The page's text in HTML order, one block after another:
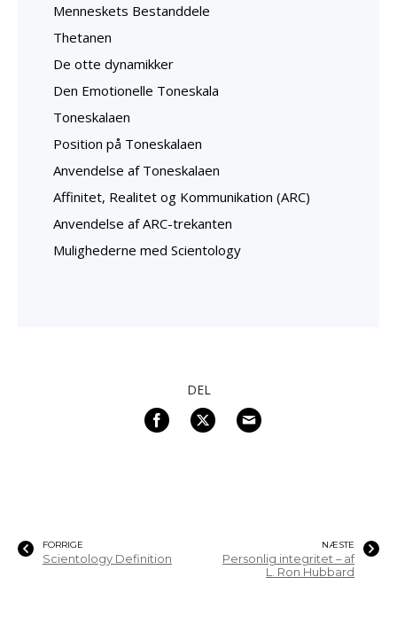
Menneskets Bestanddele
Thetanen
De otte dynamikker
Den Emotionelle Toneskala
Toneskalaen
Position på Toneskalaen
Anvendelse af Toneskalaen
Affinitet, Realitet og Kommunikation (ARC)
Anvendelse af ARC-trekanten
Mulighederne med Scientology
DEL
FORRIGE
Scientology Definition
NÆSTE
Personlig integritet – af
L. Ron Hubbard